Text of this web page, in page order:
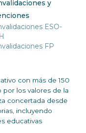
y
ESO-
FP
con más de 150
por los valores de la
concertada desde
incluyendo
educativas